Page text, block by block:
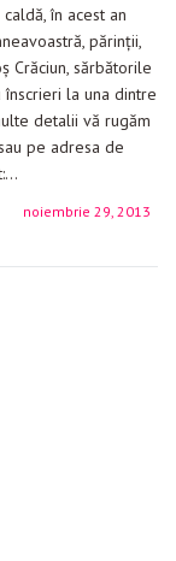
în acest an
părinţii,
Crăciun, sărbătorile
la una dintre
detalii vă rugăm
pe adresa de
noiembrie 29, 2013